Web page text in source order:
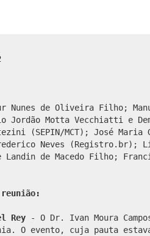
Nunes de Oliveira Filho;
Jordão Motta Vecchiatti e
(SEPIN/MCT); José Maria
Neves (Registro.br);
Landin de Macedo Filho;
Rey
- O Dr. Ivan Moura
O evento, cuja pauta